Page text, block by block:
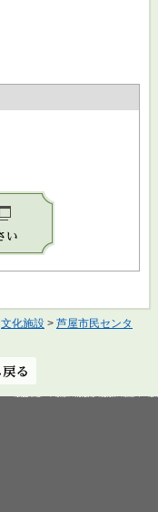
文化施設 > 芦屋市民センタ